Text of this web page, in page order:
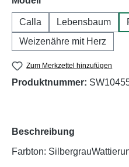
Calla Lebensbaum
Weizenähre mit Herz
Zum Merkzettel hinzufügen
Produktnummer:
Beschreibung
Farbton: